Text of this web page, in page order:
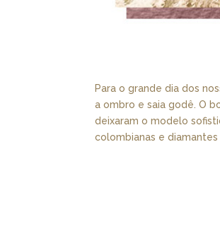
Para o grande dia dos
a ombro e saia godê. O
deixaram o modelo
colombianas e